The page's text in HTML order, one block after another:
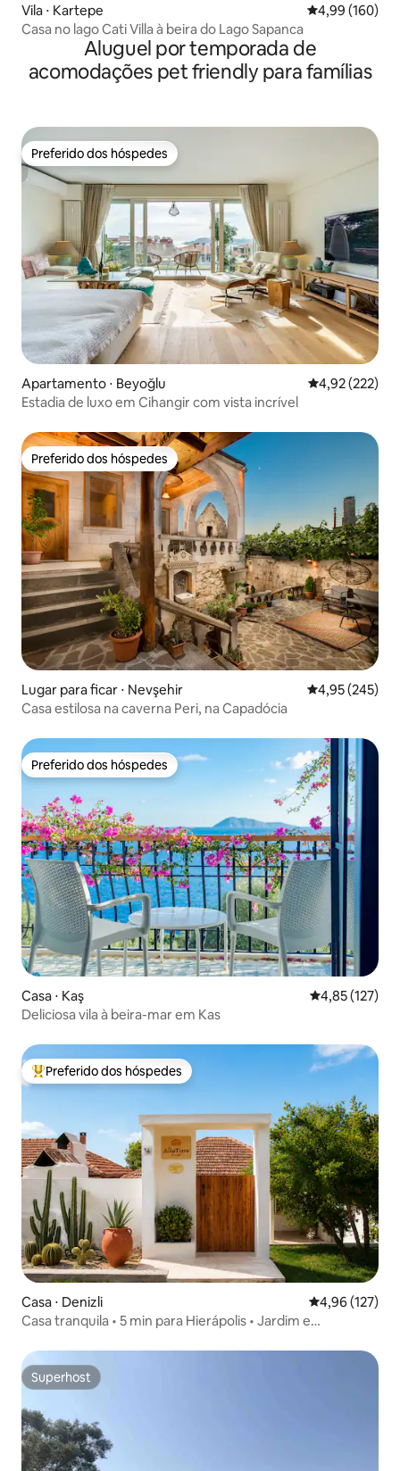
Vila ⋅ Kartepe 4,99 de uma
4,99 (160)
Casa no lago Cati Villa à beira do Lago Sapanca
Aluguel por temporada de
acomodações pet friendly para famílias
Preferido dos hóspedes
Preferido dos hóspedes
Apartamento ⋅ Beyoğlu 4,92 de uma
4,92 (222)
Estadia de luxo em Cihangir com vista incrível
Preferido dos hóspedes
Preferido dos hóspedes
Lugar para ficar ⋅ Nevşehir 4,95 de uma
4,95 (245)
Casa estilosa na caverna Peri, na Capadócia
Preferido dos hóspedes
Preferido dos hóspedes
Casa ⋅ Kaş 4,85 de uma
4,85 (127)
Deliciosa vila à beira-mar em Kas
Entre os melhores preferidos dos hóspedes
Preferido dos hóspedes
Casa ⋅ Denizli 4,96 de uma
4,96 (127)
Casa tranquila • 5 min para Hierápolis • Jardim e
Superhost
Superhost